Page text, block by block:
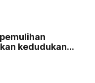
kedudukan